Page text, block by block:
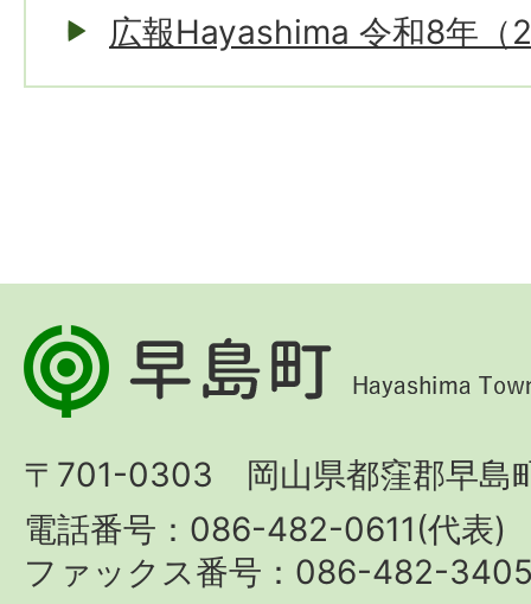
広報Hayashima 令和8年（
早
島
Hayashima
Town
〒701-0303 岡山県都窪郡早島
電話番号：086-482-0611(代表)
ファックス番号：086-482-